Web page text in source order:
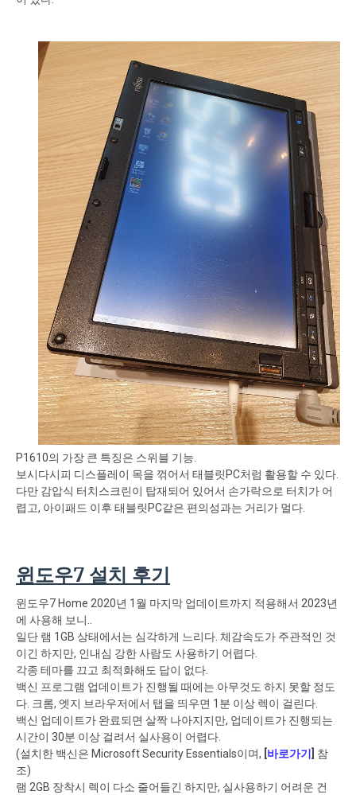
P1610의 가장 큰 특징은 스위블 기능.
보시다시피 디스플레이 목을 꺾어서 태블릿PC처럼 활용할 수 있다.
다만 감압식 터치스크린이 탑재되어 있어서 손가락으로 터치가 어
렵고, 아이패드 이후 태블릿PC같은 편의성과는 거리가 멀다.
윈도우7 설치 후기
윈도우7 Home 2020년 1월 마지막 업데이트까지 적용해서 2023년
에 사용해 보니..
일단 램 1GB 상태에서는 심각하게 느리다. 체감속도가 주관적인 것
이긴 하지만, 인내심 강한 사람도 사용하기 어렵다.
각종 테마를 끄고 최적화해도 답이 없다.
백신 프로그램 업데이트가 진행될 때에는 아무것도 하지 못할 정도
다. 크롬, 엣지 브라우저에서 탭을 띄우면 1분 이상 렉이 걸린다.
백신 업데이트가 완료되면 살짝 나아지지만, 업데이트가 진행되는
시간이 30분 이상 걸려서 실사용이 어렵다.
(설치한 백신은 Microsoft Security Essentials이며, [바로가기] 참
조)
램 2GB 장착시 렉이 다소 줄어들긴 하지만, 실사용하기 어려운 건